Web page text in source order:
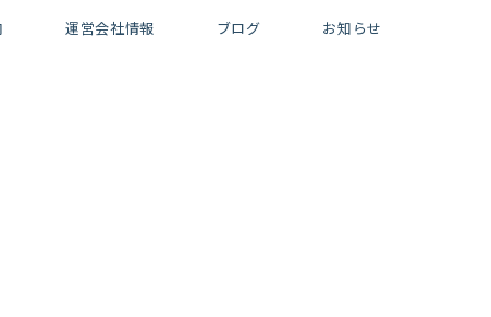
運営会社情報 ブログ お知らせ